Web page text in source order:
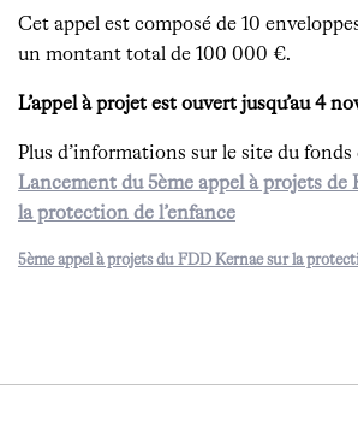
Cet appel est composé de 10
un montant total de 100 000 €.
L’appel à projet est ouvert jusqu’au 4
Plus d’informations sur le site du
Lancement du 5ème appel à projets de
la protection de l’enfance
5ème appel à projets du FDD Kernae sur la